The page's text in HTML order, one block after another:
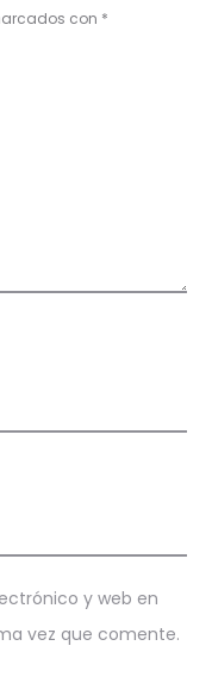
con *
y web en
vez que comente.